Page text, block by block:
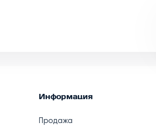
Информация
Продажа